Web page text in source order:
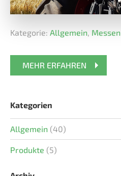
Kategorie: Allgemein, Messen
MEHR ERFAHREN
Kategorien
Allgemein (40)
Produkte (5)